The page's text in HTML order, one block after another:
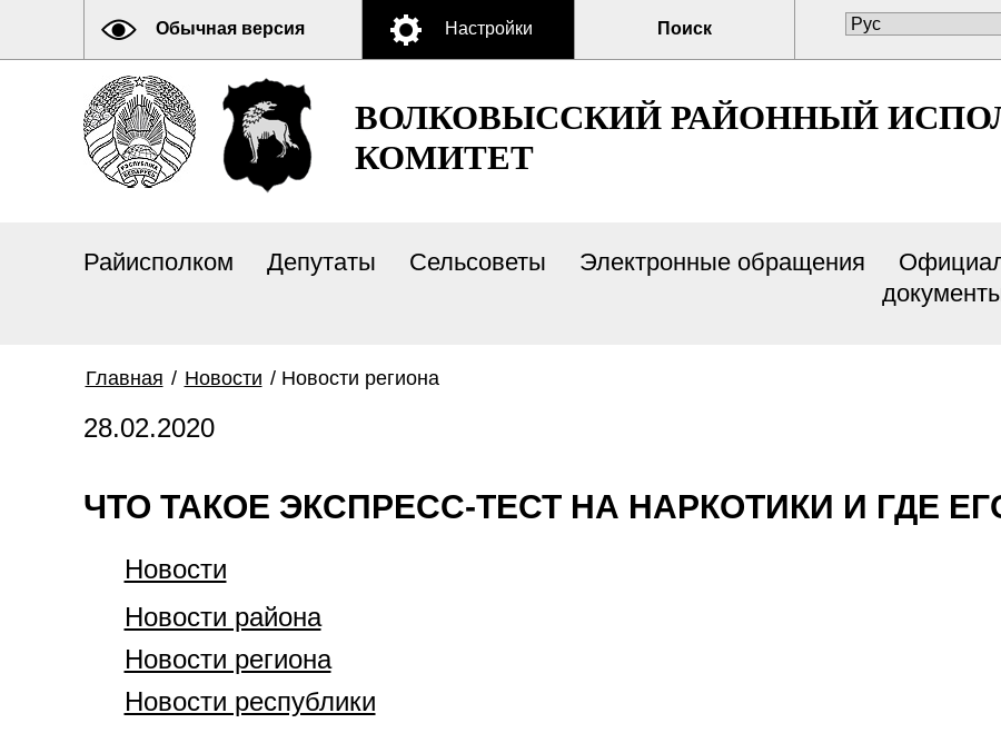
Обычная версия Настройки Поиск
ВОЛКОВЫССКИЙ РАЙОННЫЙ
КОМИТЕТ
Райисполком Депутаты Сельсоветы Электронные обращения
Главная / Новости / Новости региона
28.02.2020
ЧТО ТАКОЕ ЭКСПРЕСС-ТЕСТ НА НАРКОТИКИ И ГДЕ
Новости
Новости района
Новости региона
Новости республики